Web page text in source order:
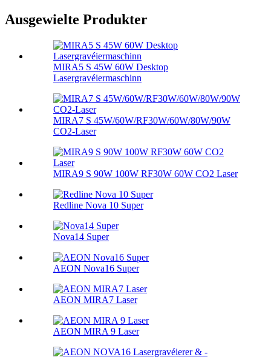
Ausgewielte Produkter
MIRA5 S 45W 60W Desktop
Lasergravéiermaschinn
MIRA7 S 45W/60W/RF30W/60W/80W/90W
CO2-Laser
MIRA9 S 90W 100W RF30W 60W CO2 Laser
Redline Nova 10 Super
Nova14 Super
AEON Nova16 Super
AEON MIRA7 Laser
AEON MIRA 9 Laser